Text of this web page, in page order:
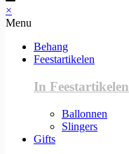
×
Menu
Behang
Feestartikelen
In Feestartikelen
Ballonnen
Slingers
Gifts